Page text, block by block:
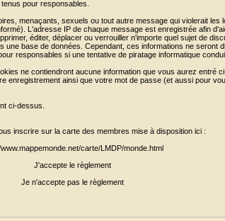
pour responsables.
menaçants, sexuels ou tout autre message qui violerait les
L'adresse IP de chaque message est enregistrée afin
éditer, déplacer ou verrouiller n'importe quel sujet de
base de données. Cependant, ces informations ne seront
responsables si une tentative de piratage informatique
ne contiendront aucune information que vous aurez entré
enregistrement ainsi que votre mot de passe (et aussi pour
ci-dessus.
inscrire sur la carte des membres mise à disposition ici :
carte/LMDP/monde.html
J'accepte le règlement
Je n'accepte pas le règlement